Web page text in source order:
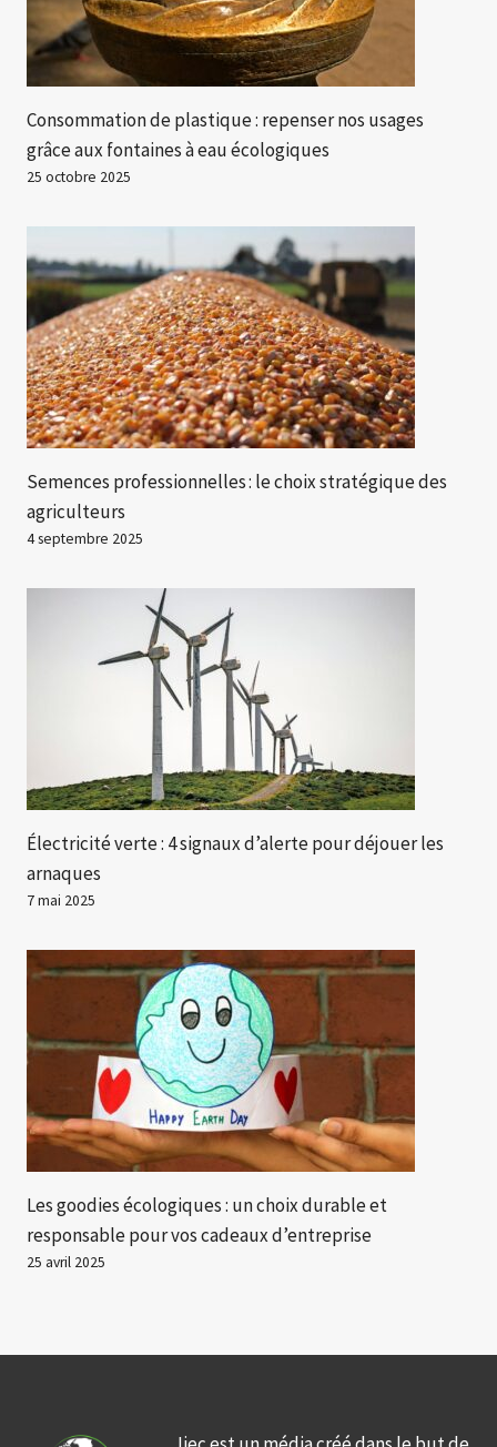
Consommation de plastique : repenser nos usages
grâce aux fontaines à eau écologiques
25 octobre 2025
Semences professionnelles : le choix stratégique des
agriculteurs
4 septembre 2025
Électricité verte : 4 signaux d’alerte pour déjouer les
arnaques
7 mai 2025
Les goodies écologiques : un choix durable et
responsable pour vos cadeaux d’entreprise
25 avril 2025